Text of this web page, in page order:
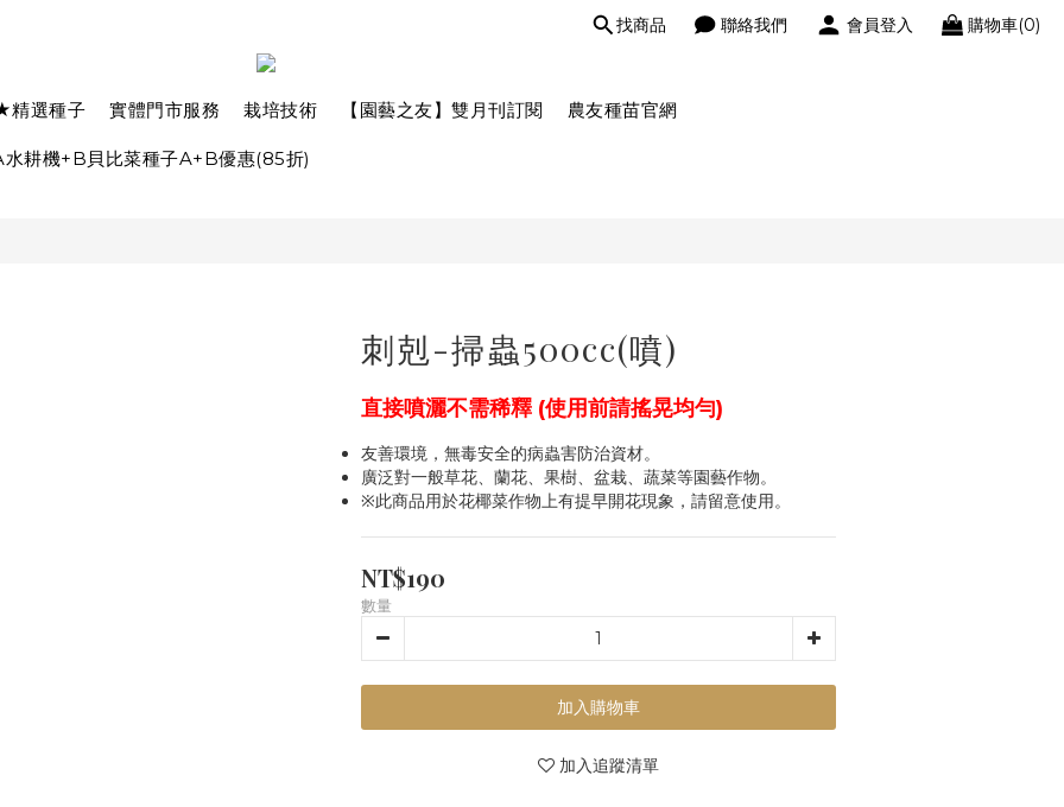
找商品 聯絡我們 會員登入 購物車(0)
精選種子 實體門市服務 栽培技術 【園藝之友】雙月刊訂閱 農友種苗官網
耕機+B貝比菜種子A+B優惠(85折)
刺剋-掃蟲500cc(噴)
直接噴灑不需稀釋 (使用前請搖晃均勻)
友善環境，無毒安全的病蟲害防治資材。
廣泛對一般草花、蘭花、果樹、盆栽、蔬菜等園藝作物。
※此商品用於花椰菜作物上有提早開花現象，請留意使用。
NT$190
數量
加入購物車
加入追蹤清單